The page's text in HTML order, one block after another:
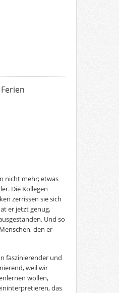
nicht mehr; etwas
Die Kollegen
zerrissen sie sich
er jetzt genug,
Und so
den er
faszinierender und
weil wir
wollen,
das